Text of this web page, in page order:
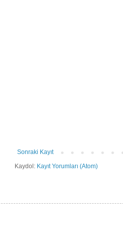
Sonraki Kayıt
Kaydol: Kayıt Yorumları (Atom)